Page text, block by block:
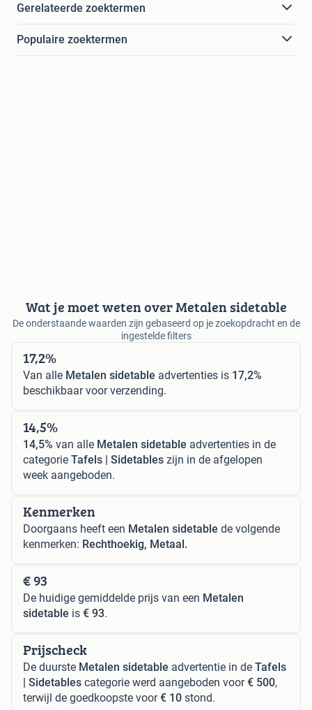
Gerelateerde zoektermen
Populaire zoektermen
Wat je moet weten over Metalen sidetable
De onderstaande waarden zijn gebaseerd op je zoekopdracht en de
ingestelde filters
17,2%
Van alle Metalen sidetable advertenties is 17,2%
beschikbaar voor verzending.
14,5%
14,5% van alle Metalen sidetable advertenties in de
categorie Tafels | Sidetables zijn in de afgelopen
week aangeboden.
Kenmerken
Doorgaans heeft een Metalen sidetable de volgende
kenmerken: Rechthoekig, Metaal.
€ 93
De huidige gemiddelde prijs van een Metalen
sidetable is € 93.
Prijscheck
De duurste Metalen sidetable advertentie in de Tafels
| Sidetables categorie werd aangeboden voor€ 500,
terwijl de goedkoopste voor€ 10 stond.